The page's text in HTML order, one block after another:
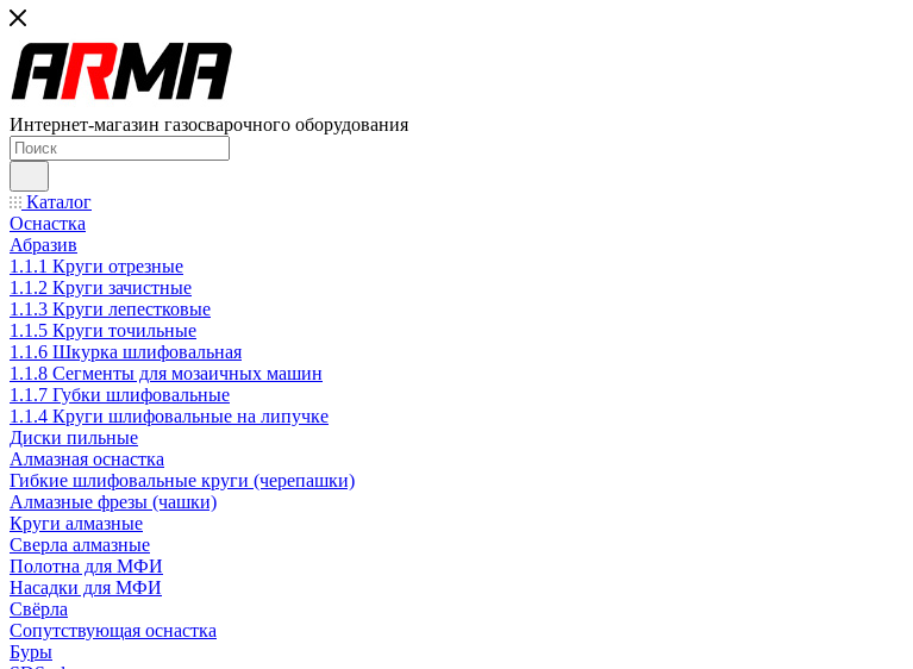
Интернет-магазин газосварочного оборудования
Каталог
Оснастка
Абразив
1.1.1 Круги отрезные
1.1.2 Круги зачистные
1.1.3 Круги лепестковые
1.1.5 Круги точильные
1.1.6 Шкурка шлифовальная
1.1.8 Сегменты для мозаичных машин
1.1.7 Губки шлифовальные
1.1.4 Круги шлифовальные на липучке
Диски пильные
Алмазная оснастка
Гибкие шлифовальные круги (черепашки)
Алмазные фрезы (чашки)
Круги алмазные
Сверла алмазные
Полотна для МФИ
Насадки для МФИ
Свёрла
Сопутствующая оснастка
Буры